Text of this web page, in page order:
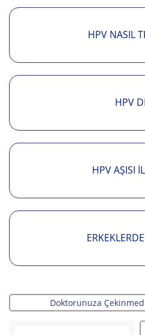
HPV NASIL
HPV
HPV AŞISI
Doktorunuza